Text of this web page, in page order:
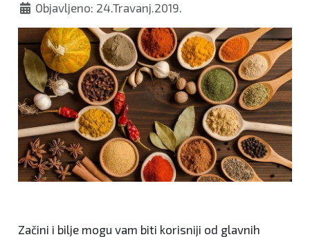
Objavljeno: 24.Travanj.2019.
Začini i bilje mogu vam biti korisniji od glavnih